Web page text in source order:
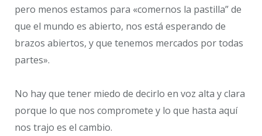
pero menos estamos para «comernos la pastilla” de
que el mundo es abierto, nos está esperando de
brazos abiertos, y que tenemos mercados por todas
partes».
No hay que tener miedo de decirlo en voz alta y clara
porque lo que nos compromete y lo que hasta aquí
nos trajo es el cambio.